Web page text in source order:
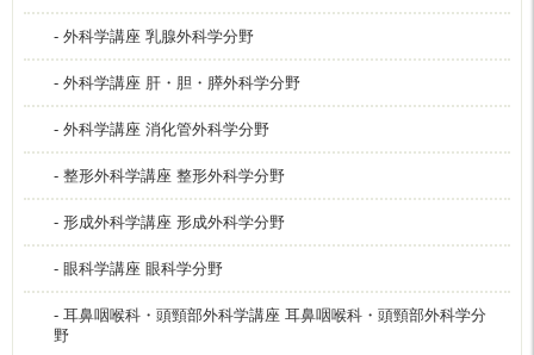
- 外科学講座 乳腺外科学分野
- 外科学講座 肝・胆・膵外科学分野
- 外科学講座 消化管外科学分野
- 整形外科学講座 整形外科学分野
- 形成外科学講座 形成外科学分野
- 眼科学講座 眼科学分野
- 耳鼻咽喉科・頭頸部外科学講座 耳鼻咽喉科・頭頸部外科学分
野